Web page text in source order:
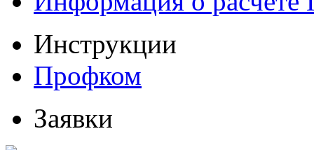
Инструкции
Профком
Заявки